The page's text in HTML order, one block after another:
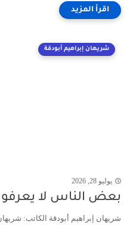
شريهان إبراهيم أبودقة
يوليو 28, 2026
بعض الناس لا يعرفون
شريهان إبراهيم أبودقة الكاتب: